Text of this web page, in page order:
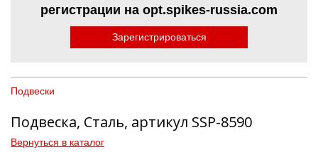
регистрации на opt.spikes-russia.com
Зарегистрироваться
Подвески
Подвеска, Сталь, артикул SSP-8590
Вернуться в каталог